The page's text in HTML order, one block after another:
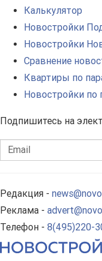
Калькулятор
Новостройки
Новостройки
Сравнение
Квартиры по
Новостройки по
Подпишитесь на
Редакция -
Реклама -
Телефон - 8(495)220-